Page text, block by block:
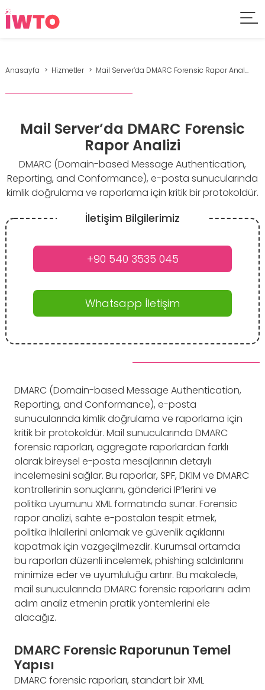
Anasayfa Hizmetler Mail Server’da DMARC Forensic Rapor Anal...
Mail Server’da DMARC Forensic
Rapor Analizi
DMARC (Domain-based Message Authentication,
Reporting, and Conformance), e-posta sunucularında
kimlik doğrulama ve raporlama için kritik bir protokoldür.
İletişim Bilgilerimiz
+90 540 3535 045
Whatsapp İletişim
DMARC (Domain-based Message Authentication,
Reporting, and Conformance), e-posta
sunucularında kimlik doğrulama ve raporlama için
kritik bir protokoldür. Mail sunucularında DMARC
forensic raporları, aggregate raporlardan farklı
olarak bireysel e-posta mesajlarının detaylı
incelemesini sağlar. Bu raporlar, SPF, DKIM ve DMARC
kontrollerinin sonuçlarını, gönderici IP’lerini ve
politika uyumunu XML formatında sunar. Forensic
rapor analizi, sahte e-postaları tespit etmek,
politika ihlallerini anlamak ve güvenlik açıklarını
kapatmak için vazgeçilmezdir. Kurumsal ortamda
bu raporları düzenli incelemek, phishing saldırılarını
minimize eder ve uyumluluğu artırır. Bu makalede,
mail sunucularında DMARC forensic raporlarını adım
adım analiz etmenin pratik yöntemlerini ele
alacağız.
DMARC Forensic Raporunun Temel
Yapısı
DMARC forensic raporları, standart bir XML